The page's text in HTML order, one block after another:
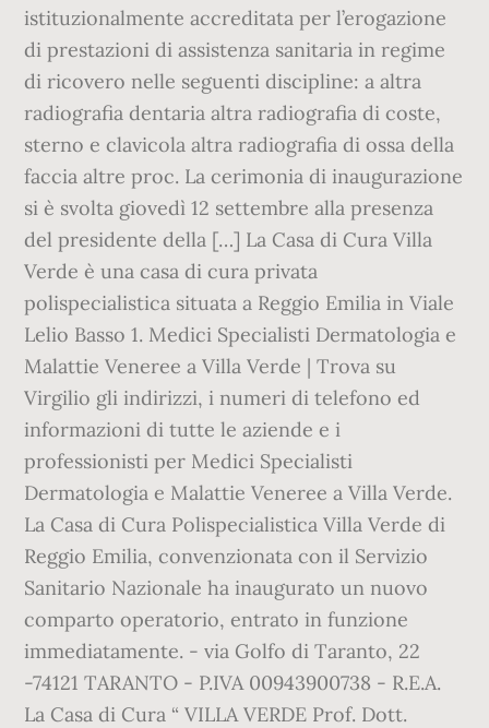
istituzionalmente accreditata per l’erogazione
di prestazioni di assistenza sanitaria in regime
di ricovero nelle seguenti discipline: a altra
radiografia dentaria altra radiografia di coste,
sterno e clavicola altra radiografia di ossa della
faccia altre proc. La cerimonia di inaugurazione
si è svolta giovedì 12 settembre alla presenza
del presidente della […] La Casa di Cura Villa
Verde è una casa di cura privata
polispecialistica situata a Reggio Emilia in Viale
Lelio Basso 1. Medici Specialisti Dermatologia e
Malattie Veneree a Villa Verde | Trova su
Virgilio gli indirizzi, i numeri di telefono ed
informazioni di tutte le aziende e i
professionisti per Medici Specialisti
Dermatologia e Malattie Veneree a Villa Verde.
La Casa di Cura Polispecialistica Villa Verde di
Reggio Emilia, convenzionata con il Servizio
Sanitario Nazionale ha inaugurato un nuovo
comparto operatorio, entrato in funzione
immediatamente. - via Golfo di Taranto, 22
-74121 TARANTO - P.IVA 00943900738 - R.E.A.
La Casa di Cura “ VILLA VERDE Prof. Dott.